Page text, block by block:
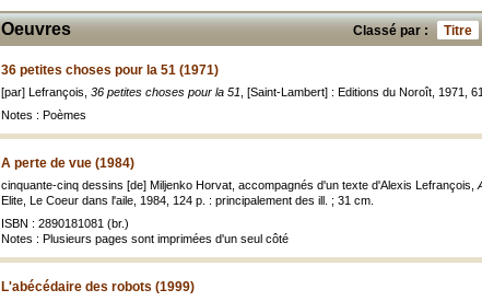
Classé par : Titre
Oeuvres
36 petites choses pour la 51 (1971)
[par] Lefrançois, 36 petites choses pour la 51 , [Saint-Lambert] : Editions du Noroît, 1971,
Notes : Poèmes
A perte de vue (1984)
cinquante-cinq dessins [de] Miljenko Horvat, accompagnés d'un texte d'Alexis Lefrançois,
Elite, Le Coeur dans l'aile, 1984, 124 p. : principalement des ill. ; 31 cm.
ISBN : 2890181081 (br.)
Notes : Plusieurs pages sont imprimées d'un seul côté
L'abécédaire des robots (1999)